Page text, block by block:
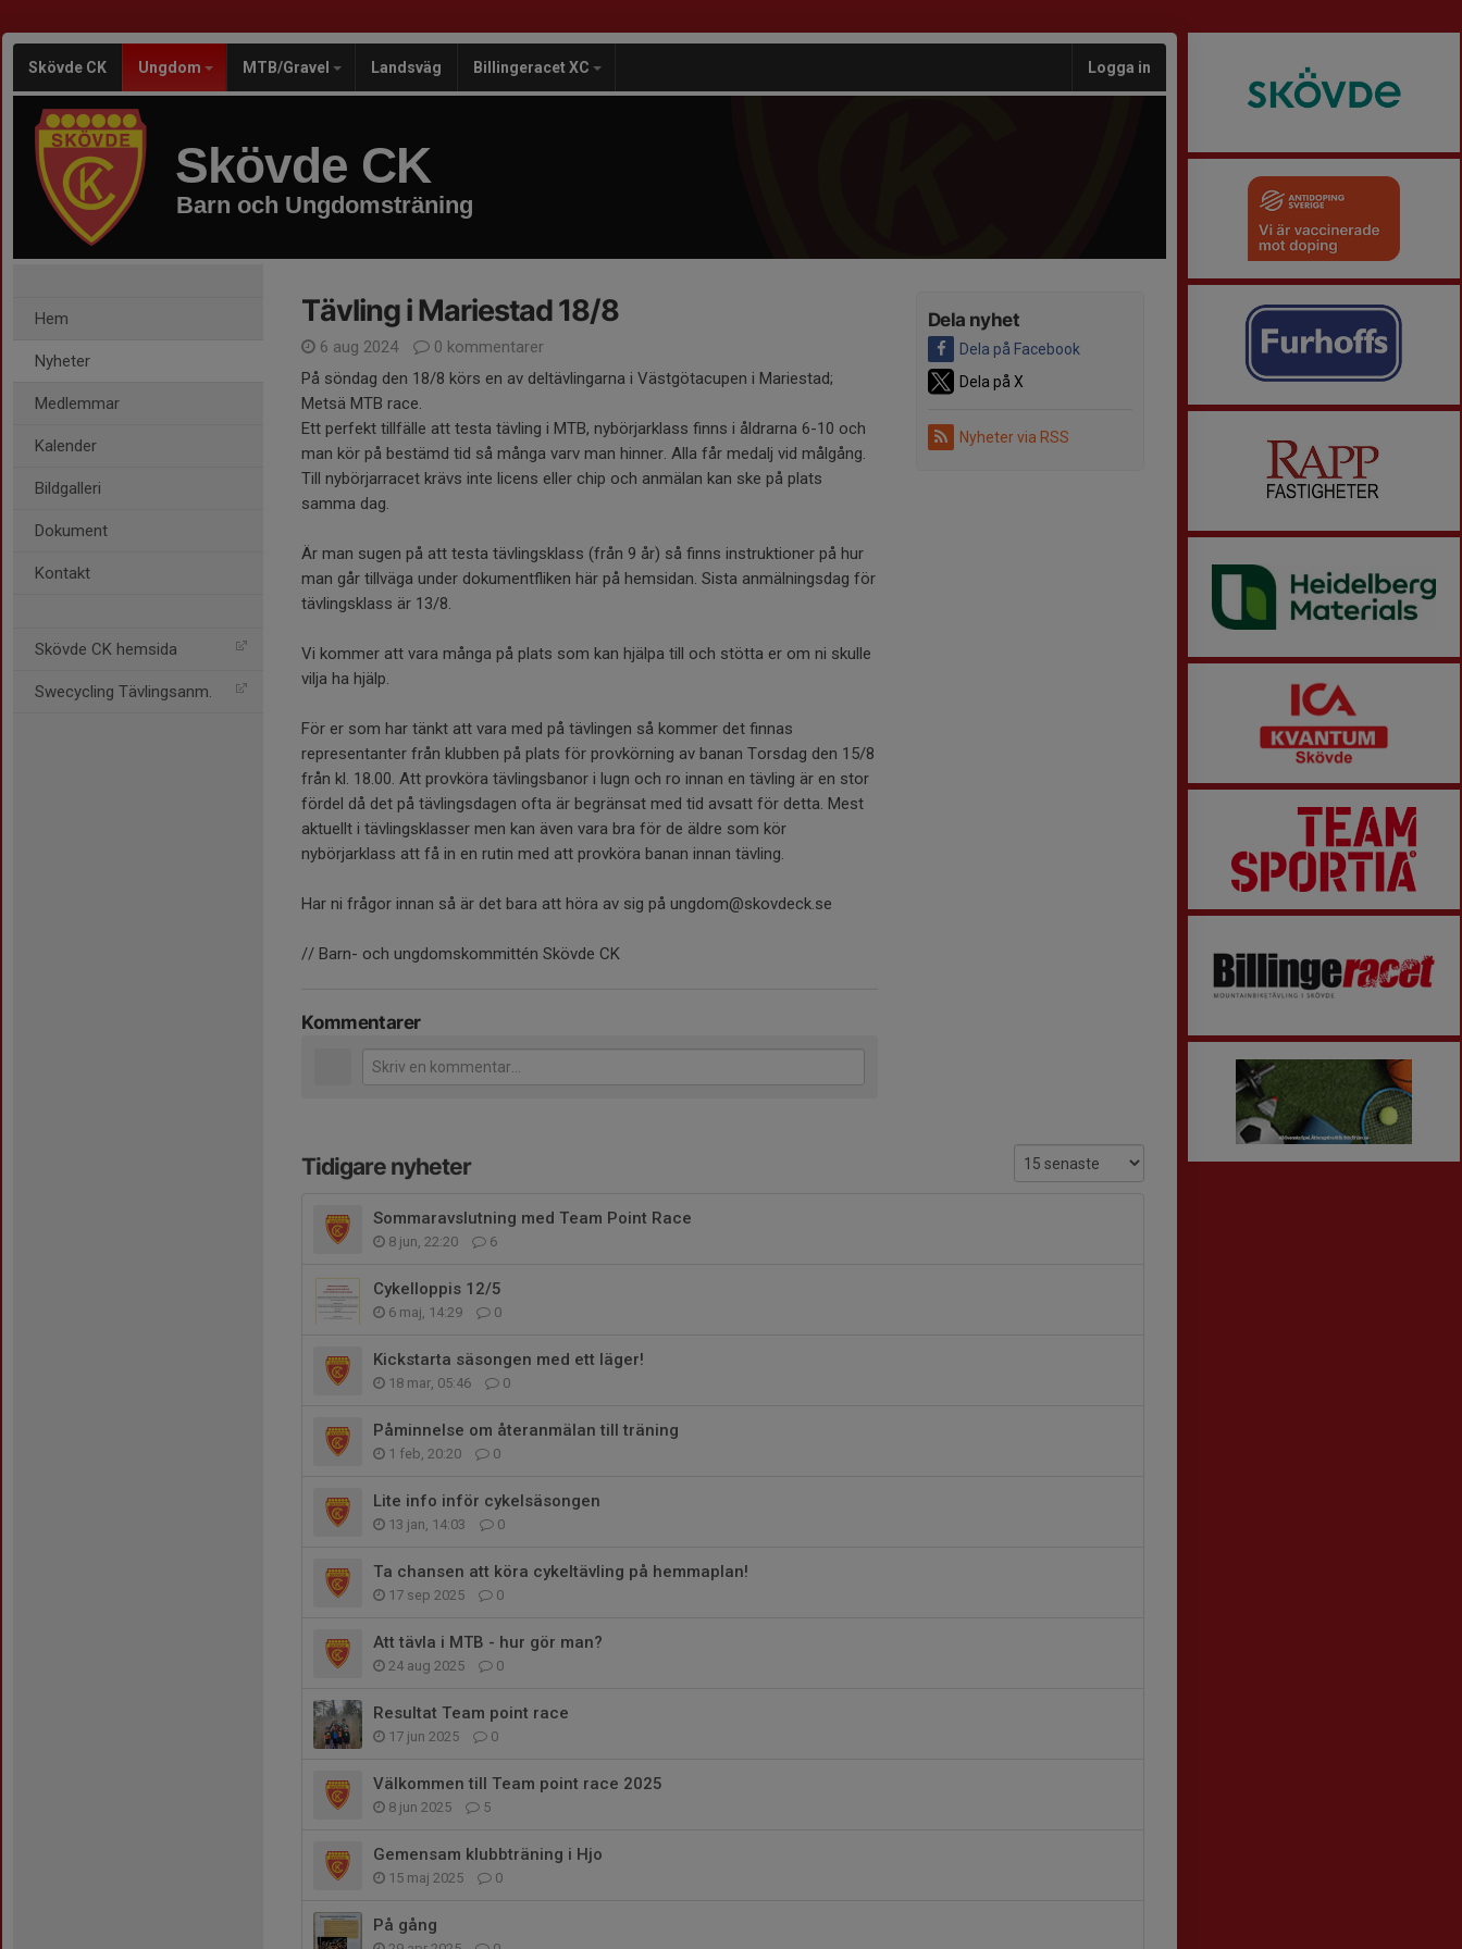
Skövde CK Ungdom MTB/Gravel Landsväg Billingeracet XC Logga in
Skövde CK
Barn och Ungdomsträning
Hem
Nyheter
Medlemmar
Kalender
Bildgalleri
Dokument
Kontakt
Skövde CK hemsida
Swecycling Tävlingsanm.
Dela nyhet
Dela på Facebook
Dela på X
Nyheter via RSS
Tävling i Mariestad 18/8
6 aug 2024
0 kommentarer
På söndag den 18/8 körs en av deltävlingarna i Västgötacupen i Mariestad;
Metsä MTB race.
Ett perfekt tillfälle att testa tävling i MTB, nybörjarklass finns i åldrarna 6-10 och
man kör på bestämd tid så många varv man hinner. Alla får medalj vid målgång.
Till nybörjarracet krävs inte licens eller chip och anmälan kan ske på plats
samma dag.
Är man sugen på att testa tävlingsklass (från 9 år) så finns instruktioner på hur
man går tillväga under dokumentfliken här på hemsidan. Sista anmälningsdag för
tävlingsklass är 13/8.
Vi kommer att vara många på plats som kan hjälpa till och stötta er om ni skulle
vilja ha hjälp.
För er som har tänkt att vara med på tävlingen så kommer det finnas
representanter från klubben på plats för provkörning av banan Torsdag den 15/8
från kl. 18.00. Att provköra tävlingsbanor i lugn och ro innan en tävling är en stor
fördel då det på tävlingsdagen ofta är begränsat med tid avsatt för detta. Mest
aktuellt i tävlingsklasser men kan även vara bra för de äldre som kör
nybörjarklass att få in en rutin med att provköra banan innan tävling.
Har ni frågor innan så är det bara att höra av sig på ungdom@skovdeck.se
// Barn- och ungdomskommittén Skövde CK
Kommentarer
Tidigare nyheter
Sommaravslutning med Team Point Race
8 jun, 22:20 6
Cykelloppis 12/5
6 maj, 14:29 0
Kickstarta säsongen med ett läger!
18 mar, 05:46 0
Påminnelse om återanmälan till träning
1 feb, 20:20 0
Lite info inför cykelsäsongen
13 jan, 14:03 0
Ta chansen att köra cykeltävling på hemmaplan!
17 sep 2025 0
Att tävla i MTB - hur gör man?
24 aug 2025 0
Resultat Team point race
17 jun 2025 0
Välkommen till Team point race 2025
8 jun 2025 5
Gemensam klubbträning i Hjo
15 maj 2025 0
På gång